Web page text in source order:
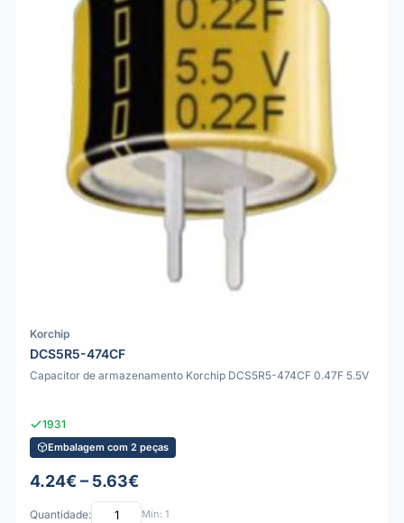
Korchip
DCS5R5-474CF
Capacitor de armazenamento Korchip DCS5R5-474CF 0.47F 5.5V
1931
Embalagem com 2 peças
4.24€ – 5.63€
Quantidade: Mín: 1